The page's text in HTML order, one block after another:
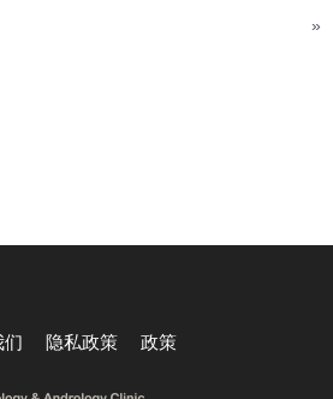
»
们 隐私政策 政策